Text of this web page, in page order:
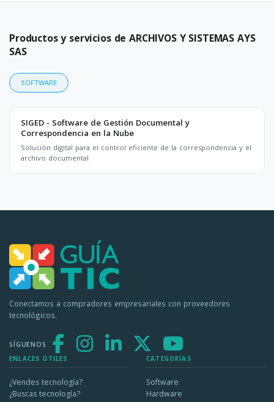
Productos y servicios de ARCHIVOS Y SISTEMAS AYS
SAS
SOFTWARE
SIGED - Software de Gestión Documental y
Correspondencia en la Nube
Solución digital para el control eficiente de la correspondencia y el
archivo documental
Conectamos a compradores empresariales con proveedores
tecnológicos.
SÍGUENOS
ENLACES ÚTILES
¿Vendes tecnología?
¿Buscas tecnología?
CATEGORÍAS
Software
Hardware